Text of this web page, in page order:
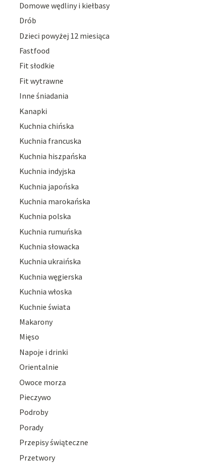
Domowe wędliny i kiełbasy
Drób
Dzieci powyżej 12 miesiąca
Fastfood
Fit słodkie
Fit wytrawne
Inne śniadania
Kanapki
Kuchnia chińska
Kuchnia francuska
Kuchnia hiszpańska
Kuchnia indyjska
Kuchnia japońska
Kuchnia marokańska
Kuchnia polska
Kuchnia rumuńska
Kuchnia słowacka
Kuchnia ukraińska
Kuchnia węgierska
Kuchnia włoska
Kuchnie świata
Makarony
Mięso
Napoje i drinki
Orientalnie
Owoce morza
Pieczywo
Podroby
Porady
Przepisy świąteczne
Przetwory